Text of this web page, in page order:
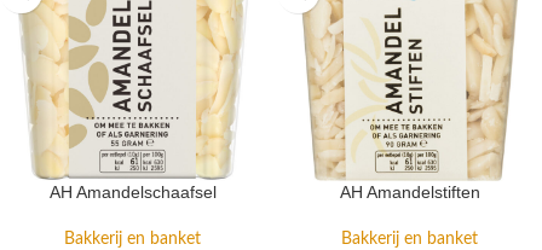
AH Amandelschaafsel
Bakkerij en banket
AH Amandelstiften
Bakkerij en banket